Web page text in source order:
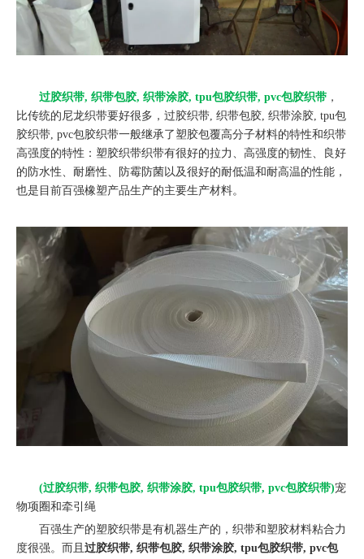
过胶织带, 织带包胶, 织带涂胶, tpu包胶织带, pvc包胶织带 ，
比传统的尼龙织带要好很多，过胶织带, 织带包胶, 织带涂胶, tpu包
胶织带, pvc包胶织带一般继承了塑胶包覆高分子材料的特性和织带
高强度的特性：塑胶织带织带有很好的拉力、高强度的韧性、良好
的防水性、耐磨性、防霉防菌以及很好的耐低温和耐高温的性能，
也是目前百强橡塑产品生产的主要生产材料。
(过胶织带, 织带包胶, 织带涂胶, tpu包胶织带, pvc包胶织带)宠
物项圈和牵引绳
百强生产的塑胶织带是有机器生产的，织带和塑胶材料粘合力
度很强。而且 过胶织带, 织带包胶, 织带涂胶, tpu包胶织带, pvc包